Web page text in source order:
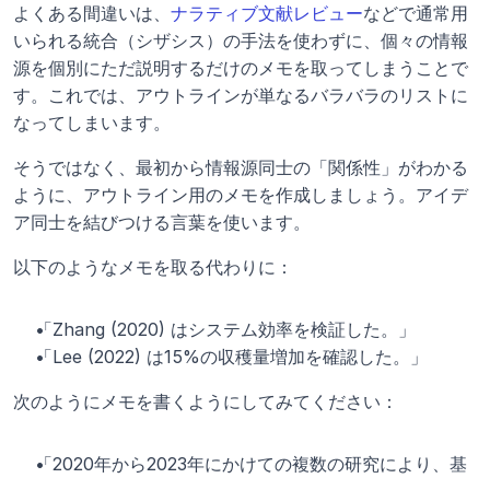
よくある間違いは、 ナラティブ文献レビューなどで通常用
いられる統合（シザシス）の手法を使わずに、個々の情報
源を個別にただ説明するだけのメモを取ってしまうことで
す。これでは、アウトラインが単なるバラバラのリストに
なってしまいます。
そうではなく、最初から情報源同士の「関係性」がわかる
ように、アウトライン用のメモを作成しましょう。アイデ
ア同士を結びつける言葉を使います。
以下のようなメモを取る代わりに：
「Zhang (2020) はシステム効率を検証した。」
「Lee (2022) は15%の収穫量増加を確認した。」
次のようにメモを書くようにしてみてください：
「2020年から2023年にかけての複数の研究により、基